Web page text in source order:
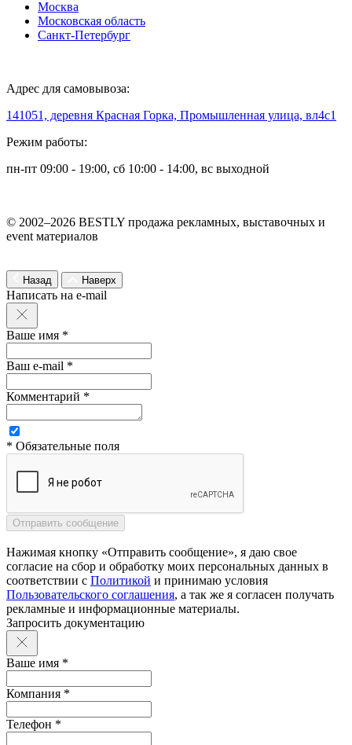
Москва
Московская область
Санкт-Петербург
Адрес для самовывоза:
141051, деревня Красная Горка, Промышленная улица, вл4с1
Режим работы:
пн-пт 09:00 - 19:00, сб 10:00 - 14:00, вс выходной
© 2002–2026 BESTLY продажа рекламных, выставочных и
event материалов
Назад Наверх
Написать на e-mail
Ваше имя *
Ваш e-mail *
Комментарий *
* Обязательные поля
Нажимая кнопку «Отправить сообщение», я даю свое
согласие на сбор и обработку моих персональных данных в
соответствии с Политикой и принимаю условия
Пользовательского соглашения, а так же я согласен получать
рекламные и информационные материалы.
Запросить документацию
Ваше имя *
Компания *
Телефон *